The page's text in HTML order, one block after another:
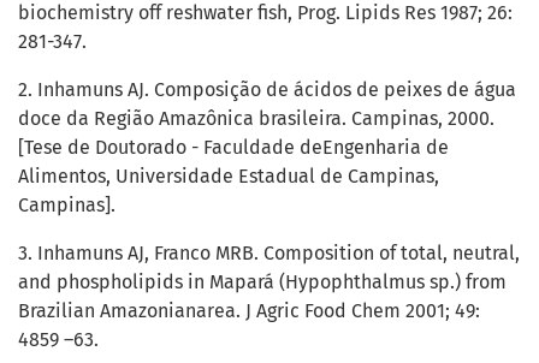
biochemistry off reshwater fish, Prog. Lipids Res 1987; 26:
281-347.
2. Inhamuns AJ. Composição de ácidos de peixes de água
doce da Região Amazônica brasileira. Campinas, 2000.
[Tese de Doutorado - Faculdade deEngenharia de
Alimentos, Universidade Estadual de Campinas,
Campinas].
3. Inhamuns AJ, Franco MRB. Composition of total, neutral,
and phospholipids in Mapará (Hypophthalmus sp.) from
Brazilian Amazonianarea. J Agric Food Chem 2001; 49:
4859 –63.